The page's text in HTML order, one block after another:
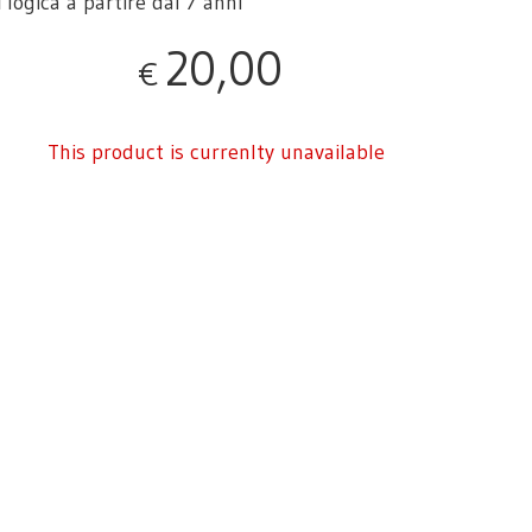
€ 20,00
This product is currenlty unavailable